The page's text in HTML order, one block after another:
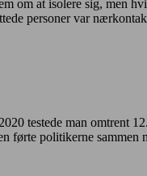
om at isolere sig, men
personer var
testede man omtrent
førte politikerne